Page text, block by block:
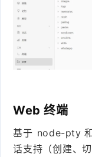
Web 终端
基于 node-pty
话支持（创建、